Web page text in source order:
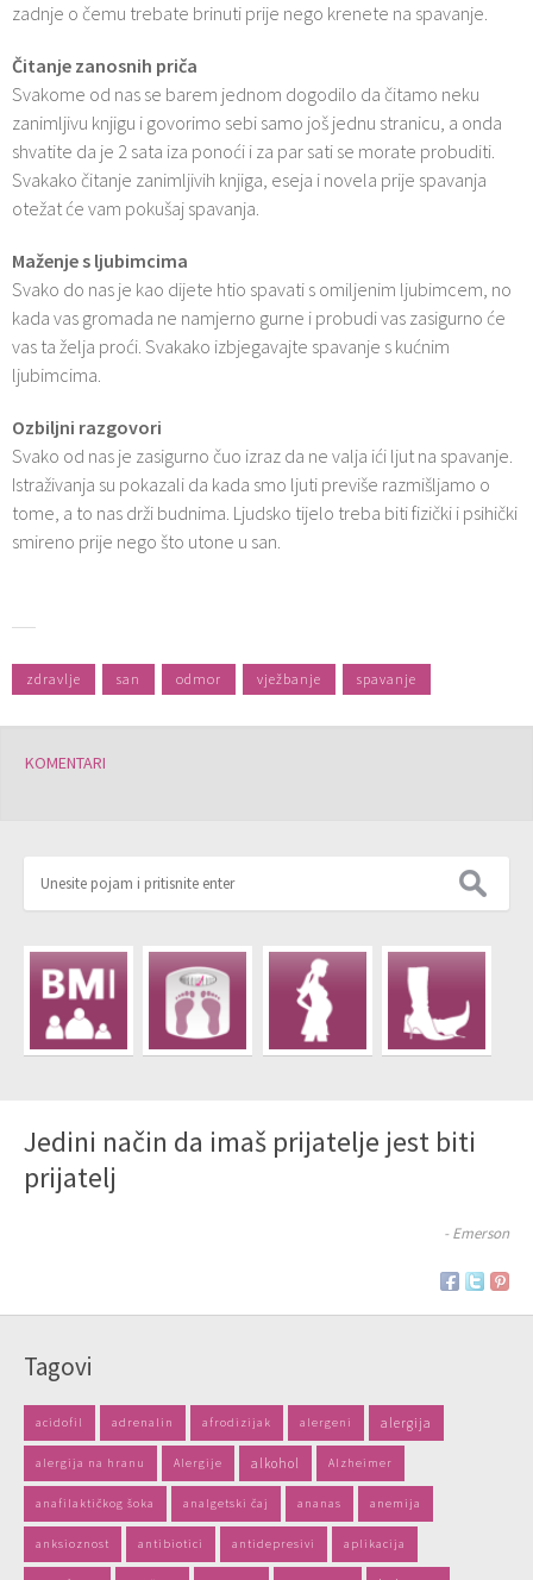
zadnje o čemu trebate brinuti prije nego krenete na spavanje.
Čitanje zanosnih priča
Svakome od nas se barem jednom dogodilo da čitamo neku
zanimljivu knjigu i govorimo sebi samo još jednu stranicu, a onda
shvatite da je 2 sata iza ponoći i za par sati se morate probuditi.
Svakako čitanje zanimljivih knjiga, eseja i novela prije spavanja
otežat će vam pokušaj spavanja.
Maženje s ljubimcima
Svako do nas je kao dijete htio spavati s omiljenim ljubimcem, no
kada vas gromada ne namjerno gurne i probudi vas zasigurno će
vas ta želja proći. Svakako izbjegavajte spavanje s kućnim
ljubimcima.
Ozbiljni razgovori
Svako od nas je zasigurno čuo izraz da ne valja ići ljut na spavanje.
Istraživanja su pokazali da kada smo ljuti previše razmišljamo o
tome, a to nas drži budnima. Ljudsko tijelo treba biti fizički i psihički
smireno prije nego što utone u san.
zdravlje san odmor vježbanje spavanje
KOMENTARI
Jedini način da imaš prijatelje jest biti
prijatelj
- Emerson
Tagovi
acidofil adrenalin afrodizijak alergeni alergija
alergija na hranu Alergije alkohol Alzheimer
anafilaktičkog šoka analgetski čaj ananas anemija
anksioznost antibiotici antidepresivi aplikacija